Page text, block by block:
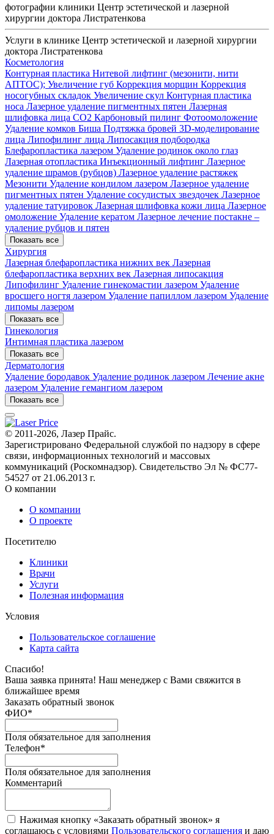
фотографии клиники Центр эстетической и лазерной
хирургии доктора Листратенкова
Услуги в клинике Центр эстетической и лазерной хирургии
доктора Листратенкова
Косметология
Контурная пластика Нитевой лифтинг (мезонити, нити
АПТОС); Увеличение губ Коррекция морщин Коррекция
носогубных складок Увеличение скул Контурная пластика
носа Лазерное удаление пигментных пятен Лазерная
шлифовка лица СО2 Карбоновый пилинг Фотоомоложение
Удаление комков Биша Подтяжка бровей 3D-моделирование
лица Липофилинг лица Липосакция подбородка
Блефаропластика лазером Удаление родинок около глаз
Лазерная отопластика Инъекционный лифтинг Лазерное
удаление шрамов (рубцов) Лазерное удаление растяжек
Мезонити Удаление кондилом лазером Лазерное удаление
пигментных пятен Удаление сосудистых звездочек Лазерное
удаление татуировок Лазерная шлифовка кожи лица Лазерное
омоложение Удаление кератом Лазерное лечение постакне –
удаление рубцов и пятен
Показать все
Хирургия
Лазерная блефаропластика нижних век Лазерная
блефаропластика верхних век Лазерная липосакция
Липофилинг Удаление гинекомастии лазером Удаление
вросшего ногтя лазером Удаление папиллом лазером Удаление
липомы лазером
Показать все
Гинекология
Интимная пластика лазером
Показать все
Дерматология
Удаление бородавок Удаление родинок лазером Лечение акне
лазером Удаление гемангиом лазером
Показать все
© 2011-2026, Лазер Прайс.
Зарегистрировано Федеральной службой по надзору в сфере
связи, информационных технологий и массовых
коммуникаций (Роскомнадзор). Свидетельство Эл № ФС77-
54527 от 21.06.2013 г.
О компании
О компании
О проекте
Посетителю
Клиники
Врачи
Услуги
Полезная информация
Условия
Пользовательское соглашение
Карта сайта
Спасибо!
Ваша заявка принята! Наш менеджер с Вами свяжится в
ближайшее время
Заказать обратный звонок
ФИО*
Поля обязательное для заполнения
Телефон*
Поля обязательное для заполнения
Комментарий
Нажимая кнопку «Заказать обратный звонок» я
соглашаюсь с условиями Пользовательского соглашения и даю